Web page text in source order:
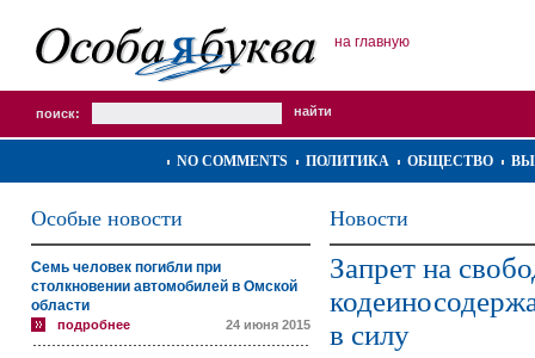
на главную
поиск:
NO COMMENTS ПОЛИТИКА ОБЩЕСТВО
Особые новости
Семь человек погибли при
столкновении автомобилей в Омской
области
подробнее 24 июня 2015
Новости
Запрет на
в силу